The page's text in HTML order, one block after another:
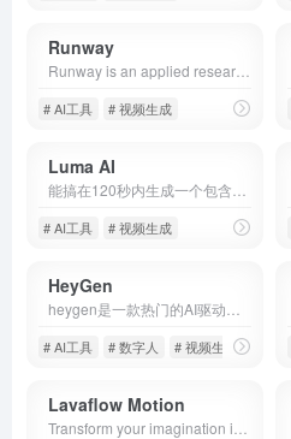
Runway
# AI工具 # 视频生成
Luma AI
# AI工具 # 视频生成
HeyGen
# AI工具 # 数字人 # 视频生成
Lavaflow Motion